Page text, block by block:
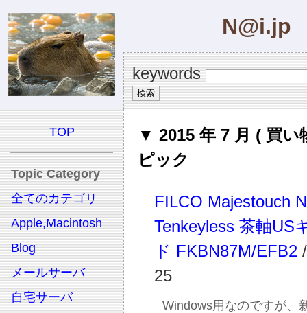
N@i.jp
keywords
TOP
Topic Category
全てのカテゴリ
Apple,Macintosh
Blog
メールサーバ
自宅サーバ
▼ 2015 年 7 月 ( 買い
ピック
FILCO Majestouch
Tenkeyless 茶軸US
ド FKBN87M/EFB2
25
Windows用なのですが、